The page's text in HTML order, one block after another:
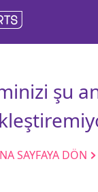
şu
SAYFAYA DÖN